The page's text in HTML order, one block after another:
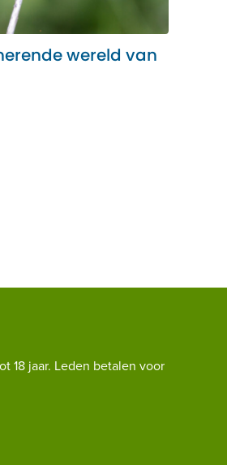
wereld van
18 jaar. Leden betalen voor